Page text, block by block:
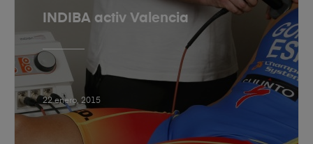
INDIBA activ Valencia
22 enero, 2015